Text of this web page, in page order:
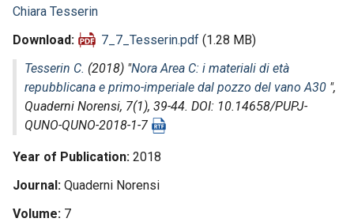
Chiara Tesserin
Download
7_7_Tesserin.pdf (1.28 MB)
Tesserin C. (2018) "Nora Area C: i materiali di età
repubblicana e primo-imperiale dal pozzo del vano A30 ",
Quaderni Norensi, 7(1), 39-44. DOI: 10.14658/PUPJ-
QUNO-QUNO-2018-1-7
Year of Publication 2018
Journal Quaderni Norensi
Volume 7